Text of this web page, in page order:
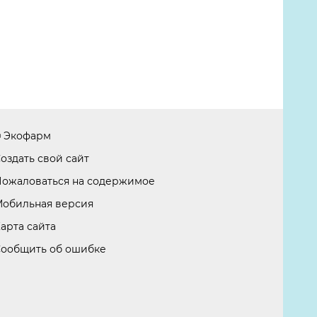
Экофарм
свой сайт
на содержимое
версия
сайта
об ошибке